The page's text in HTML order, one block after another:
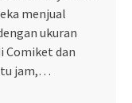
menjual
ukuran
Comiket dan
jam,…